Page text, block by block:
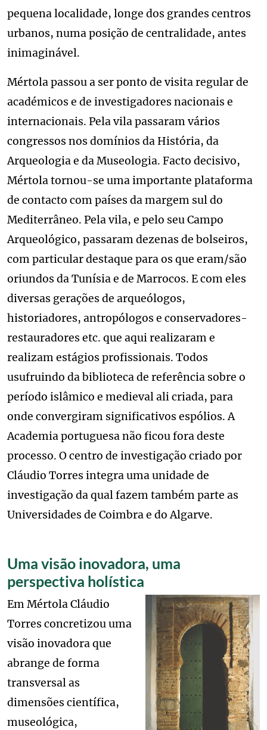
pequena localidade, longe dos grandes centros
urbanos, numa posição de centralidade, antes
inimaginável.
Mértola passou a ser ponto de visita regular de
académicos e de investigadores nacionais e
internacionais. Pela vila passaram vários
congressos nos domínios da História, da
Arqueologia e da Museologia. Facto decisivo,
Mértola tornou-se uma importante plataforma
de contacto com países da margem sul do
Mediterrâneo. Pela vila, e pelo seu Campo
Arqueológico, passaram dezenas de bolseiros,
com particular destaque para os que eram/são
oriundos da Tunísia e de Marrocos. E com eles
diversas gerações de arqueólogos,
historiadores, antropólogos e conservadores-
restauradores etc. que aqui realizaram e
realizam estágios profissionais. Todos
usufruindo da biblioteca de referência sobre o
período islâmico e medieval ali criada, para
onde convergiram significativos espólios. A
Academia portuguesa não ficou fora deste
processo. O centro de investigação criado por
Cláudio Torres integra uma unidade de
investigação da qual fazem também parte as
Universidades de Coimbra e do Algarve.
Uma visão inovadora, uma
perspectiva holística
Image
Em Mértola Cláudio
Torres concretizou uma
visão inovadora que
abrange de forma
transversal as
dimensões científica,
museológica,